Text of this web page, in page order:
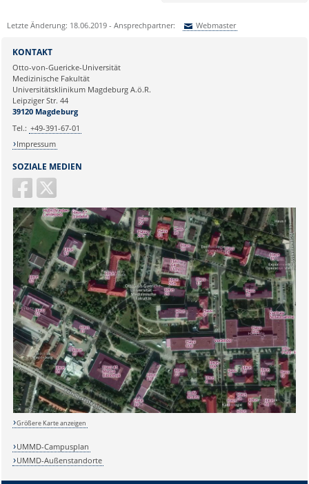
Letzte Änderung: 18.06.2019 - Ansprechpartner: Webmaster
Ihre E-Mailadresse:
Ihr Anliegen:
SOZIALE MEDIEN
KONTAKT
Otto-von-Guericke-Universität
Medizinische Fakultät
Universitätsklinikum Magdeburg A.ö.R.
Leipziger Str. 44
39120 Magdeburg
Tel.: +49-391-67-01
Impressum
Größere Karte anzeigen
UMMD-Campusplan
UMMD-Außenstandorte